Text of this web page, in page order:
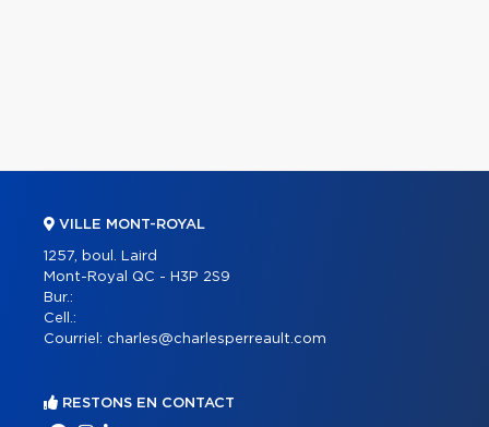
VILLE MONT-ROYAL
1257, boul. Laird
Mont-Royal QC - H3P 2S9
Bur.:
Cell.:
Courriel: charles@charlesperreault.com
RESTONS EN CONTACT